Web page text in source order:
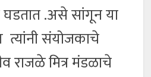
.असे सांगून या
त्यांनी संयोजकाचे
मित्र मंडळाचे